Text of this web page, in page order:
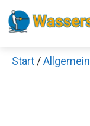
Zum
Inhalt
Start /Allgemein